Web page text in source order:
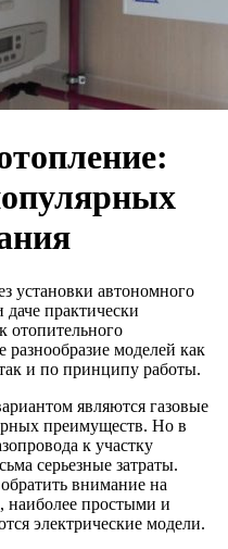
установки автономного
практически
разнообразие моделей как
и по принципу работы.
являются газовые
преимуществ. Но в
к участку
серьезные затраты.
внимание на
наиболее простыми и
электрические модели.